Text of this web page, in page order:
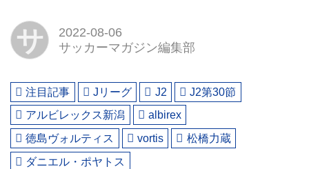
サ
2022-08-06
サッカーマガジン編集部
注目記事 Jリーグ J2
J2第30節
アルビレックス新潟
albirex
徳島ヴォルティス
vortis
松橋力蔵
ダニエル・ポヤトス